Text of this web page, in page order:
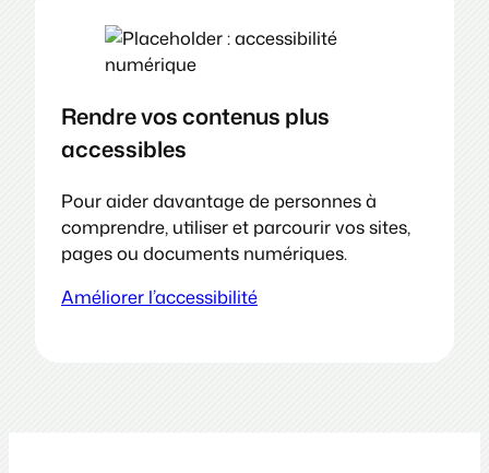
Rendre vos contenus plus
accessibles
Pour aider davantage de personnes à
comprendre, utiliser et parcourir vos sites,
pages ou documents numériques.
Améliorer l’accessibilité